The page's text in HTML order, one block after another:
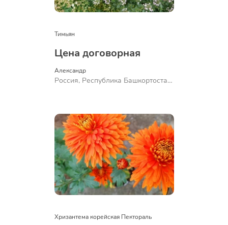
Тимьян
Цена договорная
Александр
Россия, Республика Башкортостан,
Хризантема корейская Пектораль